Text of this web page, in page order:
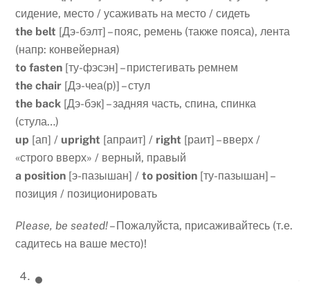
сидение, место / усаживать на место / сидеть
the belt [Дэ-бэлт] – пояс, ремень (также пояса), лента
(напр: конвейерная)
to fasten [ту-фэсэн] – пристегивать ремнем
the chair [Дэ-чеа(р)] – стул
the back [Дэ-бэк] – задняя часть, спина, спинка
(стула…)
up [ап] / upright [апраит] / right [раит] – вверх /
«строго вверх» / верный, правый
a position [э-пазышан] /to position [ту-пазышан] –
позиция / позиционировать
Please, be seated!– Пожалуйста, присаживайтесь (т.е.
садитесь на ваше место)!